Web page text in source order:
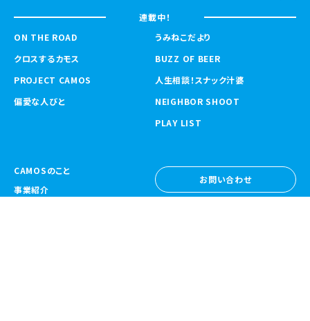
連載中！
ON THE ROAD
クロスするカモス
PROJECT CAMOS
偏愛な人びと
うみねこだより
BUZZ OF BEER
人生相談！スナック汁婆
NEIGHBOR SHOOT
PLAY LIST
CAMOSのこと
事業紹介
お問い合わせ